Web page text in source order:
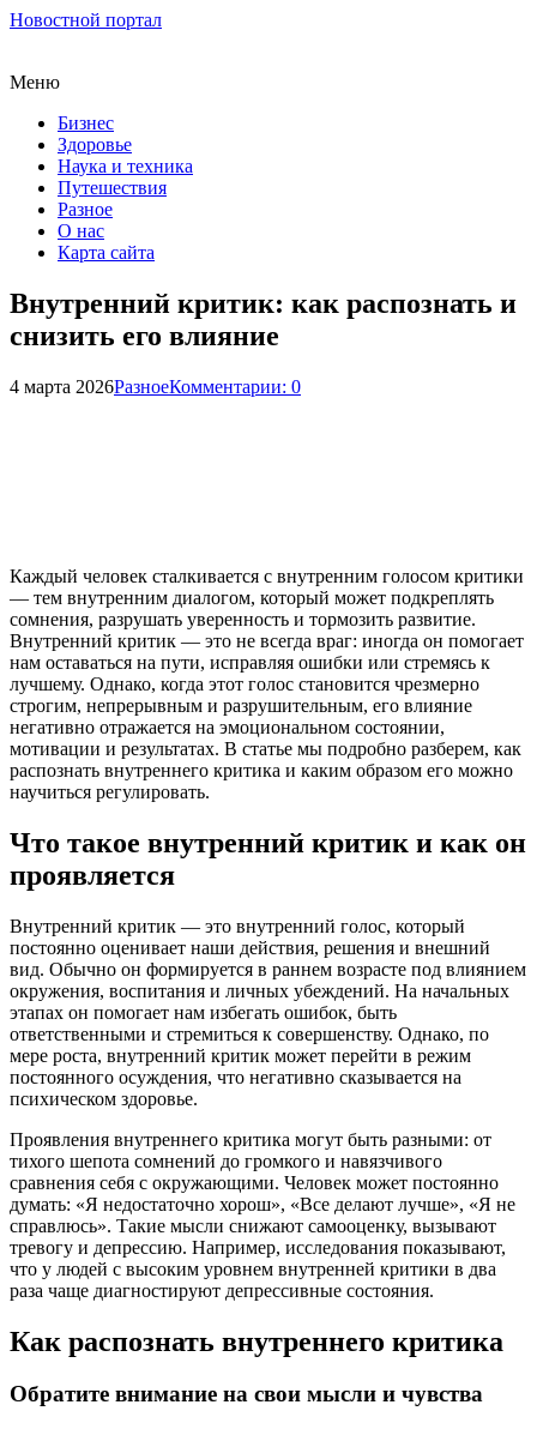
Новостной портал
Меню
Бизнес
Здоровье
Наука и техника
Путешествия
Разное
О нас
Карта сайта
Внутренний критик: как распознать и
снизить его влияние
4 марта 2026РазноеКомментарии: 0
Каждый человек сталкивается с внутренним голосом критики
— тем внутренним диалогом, который может подкреплять
сомнения, разрушать уверенность и тормозить развитие.
Внутренний критик — это не всегда враг: иногда он помогает
нам оставаться на пути, исправляя ошибки или стремясь к
лучшему. Однако, когда этот голос становится чрезмерно
строгим, непрерывным и разрушительным, его влияние
негативно отражается на эмоциональном состоянии,
мотивации и результатах. В статье мы подробно разберем, как
распознать внутреннего критика и каким образом его можно
научиться регулировать.
Что такое внутренний критик и как он
проявляется
Внутренний критик — это внутренний голос, который
постоянно оценивает наши действия, решения и внешний
вид. Обычно он формируется в раннем возрасте под влиянием
окружения, воспитания и личных убеждений. На начальных
этапах он помогает нам избегать ошибок, быть
ответственными и стремиться к совершенству. Однако, по
мере роста, внутренний критик может перейти в режим
постоянного осуждения, что негативно сказывается на
психическом здоровье.
Проявления внутреннего критика могут быть разными: от
тихого шепота сомнений до громкого и навязчивого
сравнения себя с окружающими. Человек может постоянно
думать: «Я недостаточно хорош», «Все делают лучше», «Я не
справлюсь». Такие мысли снижают самооценку, вызывают
тревогу и депрессию. Например, исследования показывают,
что у людей с высоким уровнем внутренней критики в два
раза чаще диагностируют депрессивные состояния.
Как распознать внутреннего критика
Обратите внимание на свои мысли и чувства